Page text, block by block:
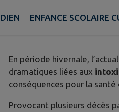
ENFANCE SCOLAIRE
CARBONE (CO)
En période hivernale,
dramatiques liées aux
conséquences pour la santé
Provocant plusieurs décès